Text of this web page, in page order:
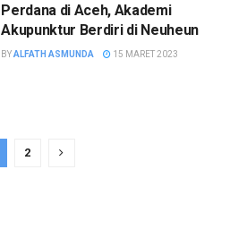
Perdana di Aceh, Akademi
Akupunktur Berdiri di Neuheun
BYALFATH ASMUNDA 15 MARET 2023
2